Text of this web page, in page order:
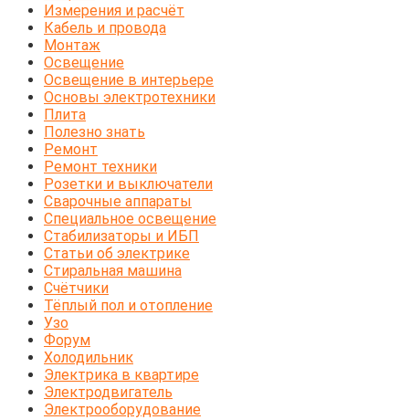
Измерения и расчёт
Кабель и провода
Монтаж
Освещение
Освещение в интерьере
Основы электротехники
Плита
Полезно знать
Ремонт
Ремонт техники
Розетки и выключатели
Сварочные аппараты
Специальное освещение
Стабилизаторы и ИБП
Статьи об электрике
Стиральная машина
Счётчики
Тёплый пол и отопление
Узо
Форум
Холодильник
Электрика в квартире
Электродвигатель
Электрооборудование